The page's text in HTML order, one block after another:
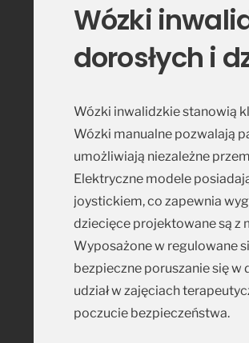
Wózki
dorosłych i
Wózki inwalidzkie stanowią
Wózki manualne pozwalają
umożliwiają niezależne
Elektryczne modele
joystickiem, co zapewnia
dziecięce projektowane są z
Wyposażone w regulowane
bezpieczne poruszanie się
udział w zajęciach
poczucie bezpieczeństwa.